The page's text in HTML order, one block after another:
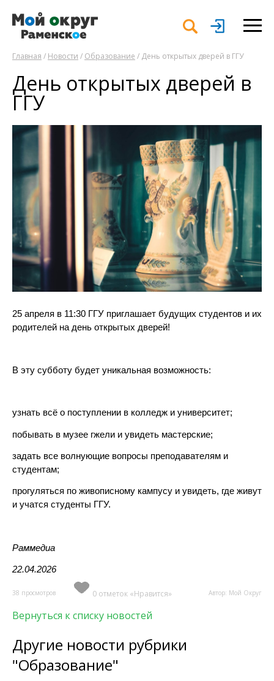
Главная / Новости / Образование / День открытых дверей в ГГУ
День открытых дверей в
ГГУ
25 апреля в 11:30 ГГУ приглашает будущих студентов и их
родителей на день открытых дверей!
В эту субботу будет уникальная возможность:
узнать всё о поступлении в колледж и университет;
побывать в музее гжели и увидеть мастерские;
задать все волнующие вопросы преподавателям и
студентам;
прогуляться по живописному кампусу и увидеть, где живут
и учатся студенты ГГУ.
Раммедиа
22.04.2026
38 просмотров 0 отметок «Нравится» Автор: Мой Округ
Вернуться к списку новостей
Другие новости рубрики
"Образование"